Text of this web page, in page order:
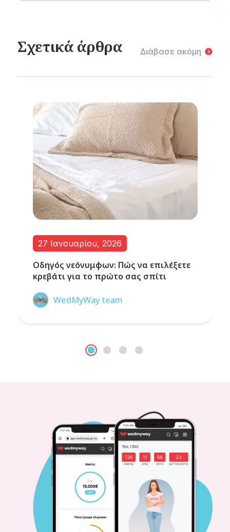
Σχετικά άρθρα Διάβασε ακόμη
27 Ιανουαρίου, 2026
Οδηγός νεόνυμφων: Πώς να επιλέξετε
κρεβάτι για το πρώτο σας σπίτι
WedMyWay team